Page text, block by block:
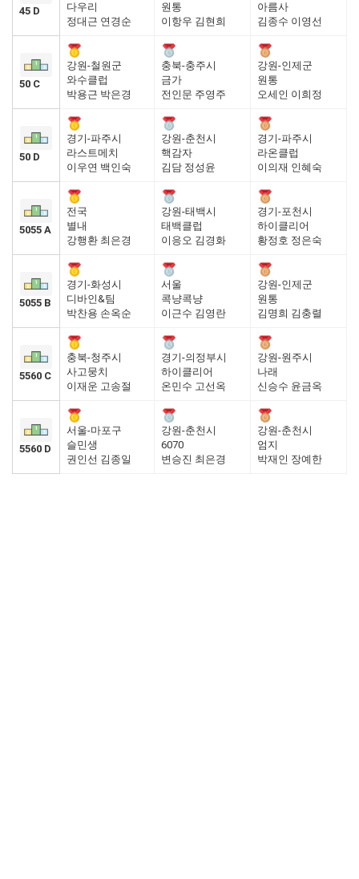
45 D
다우리
정대근 연경순
원통
이항우 김현희
아름사
김종수 이영선
50 C
강원-철원군
와수클럽
박용근 박은경
충북-충주시
금가
전인문 주영주
강원-인제군
원통
오세인 이희정
50 D
경기-파주시
라스트메치
이우연 백인숙
강원-춘천시
핵감자
김담 정성윤
경기-파주시
라온클럽
이의재 인혜숙
5055 A
전국
별내
강행환 최은경
강원-태백시
태백클럽
이응오 김경화
경기-포천시
하이클리어
황정호 정은숙
5055 B
경기-화성시
디바인&팀
박찬용 손옥순
서울
콕냥콕냥
이근수 김영란
강원-인제군
원통
김명희 김충렬
5560 C
충북-청주시
사고뭉치
이재운 고송절
경기-의정부시
하이클리어
온민수 고선옥
강원-원주시
나래
신승수 윤금옥
5560 D
서울-마포구
슬민생
권인선 김종일
강원-춘천시
6070
변승진 최은경
강원-춘천시
엄지
박재인 장예한